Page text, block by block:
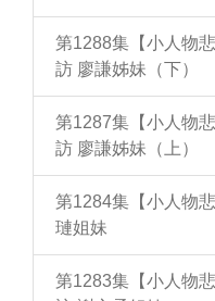
第1288集【小人物
訪 廖謙姊妹（下）
第1287集【小人物
訪 廖謙姊妹（上）
第1284集【小人物
璉姐妹
第1283集【小人物